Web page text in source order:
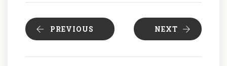
PREVIOUS NEXT